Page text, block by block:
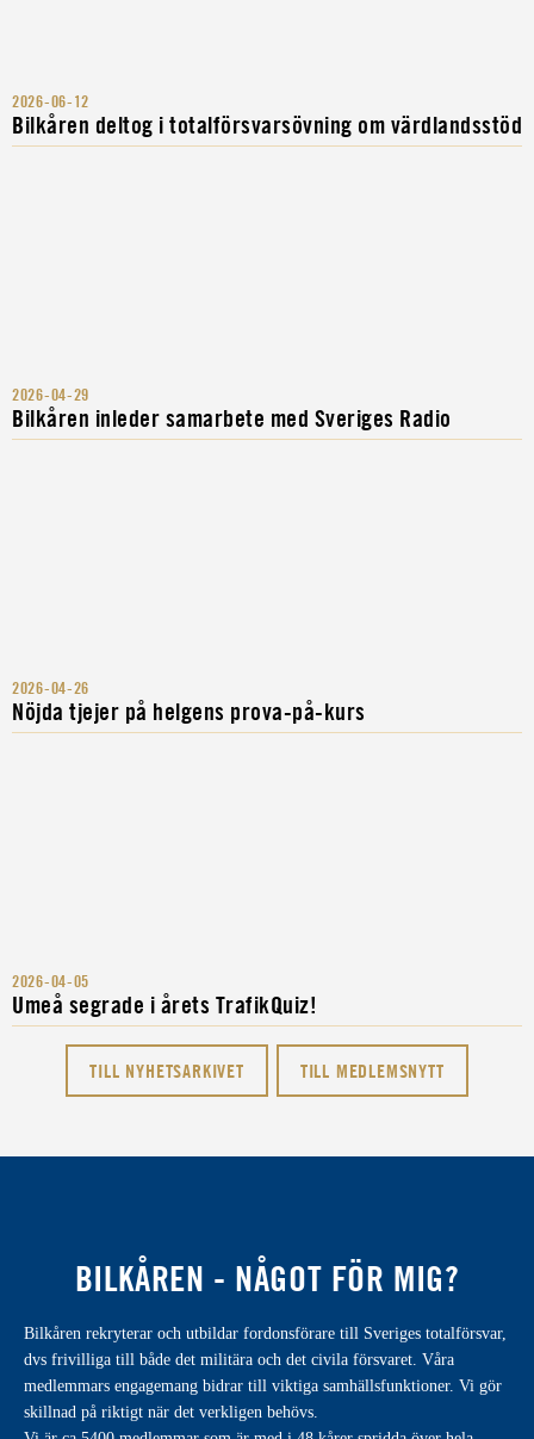
2026-06-12
Bilkåren deltog i totalförsvarsövning om värdlandsstöd
2026-04-29
Bilkåren inleder samarbete med Sveriges Radio
2026-04-26
Nöjda tjejer på helgens prova-på-kurs
2026-04-05
Umeå segrade i årets TrafikQuiz!
TILL NYHETSARKIVET TILL MEDLEMSNYTT
BILKÅREN - NÅGOT FÖR MIG?
Bilkåren rekryterar och utbildar fordonsförare till Sveriges totalförsvar,
dvs frivilliga till både det militära och det civila försvaret. Våra
medlemmars engagemang bidrar till viktiga samhällsfunktioner. Vi gör
skillnad på riktigt när det verkligen behövs.